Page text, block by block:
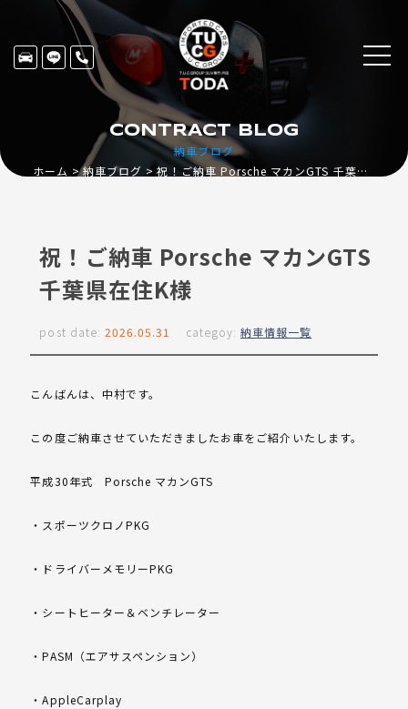
納車ブログ
CONTRACT BLOG
ホーム 納車ブログ 祝！ご納車 Porsche マカンGTS 千葉県在住K様
祝！ご納車 Porsche マカンGTS
千葉県在住K様
post date: 2026.05.31 categoy: 納車情報一覧
こんばんは、中村です。
この度ご納車させていただきましたお車をご紹介いたします。
平成30年式 Porsche マカンGTS
・スポーツクロノPKG
・ドライバーメモリーPKG
・シートヒーター＆ベンチレーター
・PASM（エアサスペンション）
・AppleCarplay